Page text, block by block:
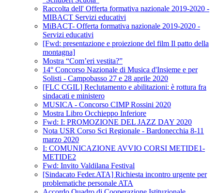
Raccolta dell' Offerta formativa nazionale 2019-2020 -
MIBACT Servizi educativi
MiBACT- Offerta formativa nazionale 2019-2020 -
Servizi educativi
[Fwd: presentazione e proiezione del film Il patto della
montagna]
Mostra “Com’eri vestita?”
14° Concorso Nazionale di Musica d'Insieme e per
Solisti - Campobasso 27 e 28 aprile 2020
[FLC CGIL] Reclutamento e abilitazioni: è rottura fra
sindacati e ministero
MUSICA - Concorso CIMP Rossini 2020
Mostra Libro Occhieppo Inferiore
Fwd: I: PROMOZIONE DEL JAZZ DAY 2020
Nota USR Corso Sci Regionale - Bardonecchia 8-11
marzo 2020
I: COMUNICAZIONE AVVIO CORSI METIDE1-
METIDE2
Fwd: Invito Valdilana Festival
[Sindacato Feder.ATA] Richiesta incontro urgente per
problematiche personale ATA